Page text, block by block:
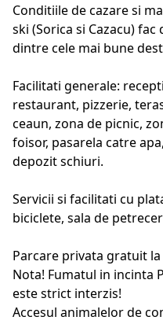
Conditiile de cazare si
ski (Sorica si Cazacu)
dintre cele mai bune
Facilitati generale:
restaurant, pizzerie,
ceaun, zona de picnic,
foisor, pasarela catre
depozit schiuri.
Servicii si facilitati cu
biciclete, sala de
Parcare privata gratuit
Nota! Fumatul in incinta
este strict interzis!
Accesul animalelor de